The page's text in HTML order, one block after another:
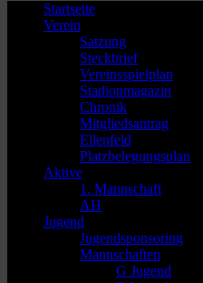
Startseite
Verein
Satzung
Steckbrief
Vereinsspielplan
Stadionmagazin
Chronik
Mitgliedsantrag
Ellenfeld
Platzbelegungsplan
Aktive
1. Mannschaft
AH
Jugend
Jugendsponsoring
Mannschaften
G Jugend